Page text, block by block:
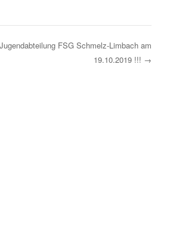
FSG Schmelz-Limbach am
19.10.2019 !!! →